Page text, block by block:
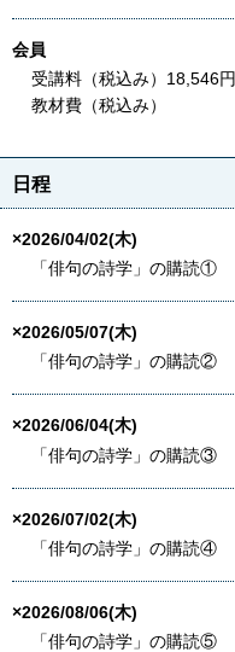
会員
受講料（税込み）18,546円
教材費（税込み）
日程
×2026/04/02(木)
「俳句の詩学」の購読①
×2026/05/07(木)
「俳句の詩学」の購読②
×2026/06/04(木)
「俳句の詩学」の購読③
×2026/07/02(木)
「俳句の詩学」の購読④
×2026/08/06(木)
「俳句の詩学」の購読⑤